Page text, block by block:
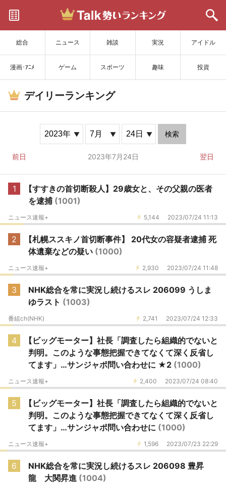
総合 ニュース 雑談 実況 アイドル
漫画･ｱﾆﾒ ゲーム スポーツ 趣味 投資
サイトを更新
デイリーランキング
検索
前日 2023年7月24日 翌日
1
【すすきの首切断殺人】29歳女と、その父親の医者
を逮捕 (1001)
5,144 2023/07/24 11:13
ニュース速報+
2
【札幌ススキノ首切断事件】 20代女の容疑者逮捕 死
体遺棄などの疑い (1000)
2,930 2023/07/24 11:48
ニュース速報+
3
NHK総合を常に実況し続けるスレ 206099 うしま
ゆラスト (1003)
2,741 2023/07/24 12:33
番組ch(NHK)
4
【ビッグモーター】社長「調査したら組織的でないと
判明。このような事態把握できてなくて深く反省し
てます」…サンジャポ問い合わせに ★2 (1000)
2,400 2023/07/24 08:40
ニュース速報+
5
【ビッグモーター】社長「調査したら組織的でないと
判明。このような事態把握できてなくて深く反省し
てます」…サンジャポ問い合わせに (1000)
1,596 2023/07/23 22:29
ニュース速報+
6
NHK総合を常に実況し続けるスレ 206098 豊昇
龍 大関昇進 (1004)